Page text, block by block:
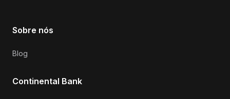
Sobre nós
Blog
Continental Bank